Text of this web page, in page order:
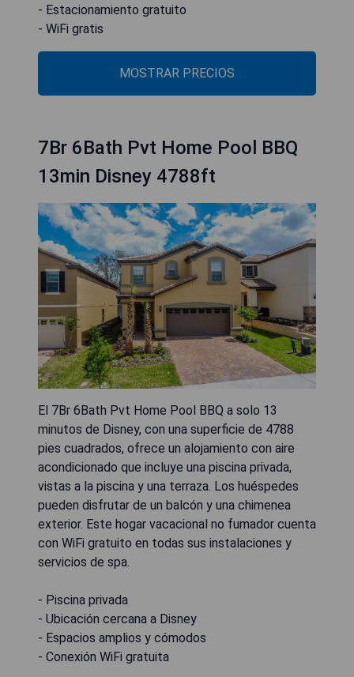
- Estacionamiento gratuito
- WiFi gratis
MOSTRAR PRECIOS
7Br 6Bath Pvt Home Pool BBQ
13min Disney 4788ft
El 7Br 6Bath Pvt Home Pool BBQ a solo 13
minutos de Disney, con una superficie de 4788
pies cuadrados, ofrece un alojamiento con aire
acondicionado que incluye una piscina privada,
vistas a la piscina y una terraza. Los huéspedes
pueden disfrutar de un balcón y una chimenea
exterior. Este hogar vacacional no fumador cuenta
con WiFi gratuito en todas sus instalaciones y
servicios de spa.
- Piscina privada
- Ubicación cercana a Disney
- Espacios amplios y cómodos
- Conexión WiFi gratuita